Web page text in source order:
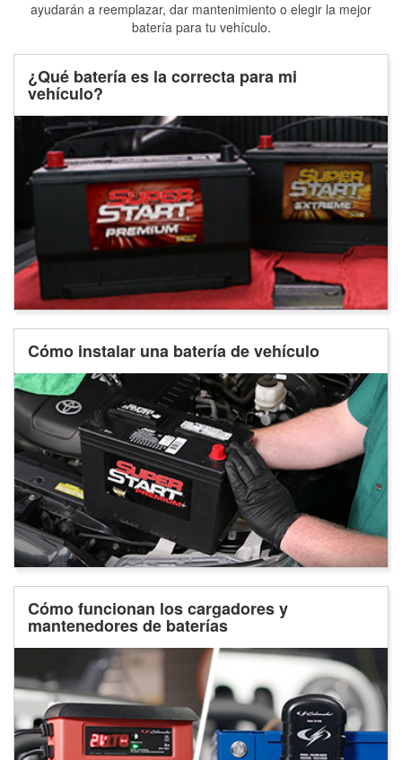
ayudarán a reemplazar, dar mantenimiento o elegir la mejor
batería para tu vehículo.
¿Qué batería es la correcta para mi
vehículo?
Cómo instalar una batería de vehículo
Cómo funcionan los cargadores y
mantenedores de baterías